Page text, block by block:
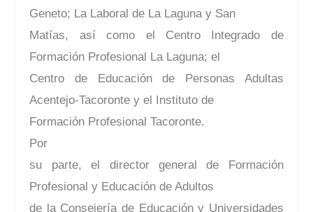
Geneto; La Laboral de La Laguna y San
Matías, así como el Centro Integrado de
Formación Profesional La Laguna; el
Centro de Educación de Personas Adultas
Acentejo-Tacoronte y el Instituto de
Formación Profesional Tacoronte.
Por
su parte, el director general de Formación
Profesional y Educación de Adultos
de la Consejería de Educación y Universidades